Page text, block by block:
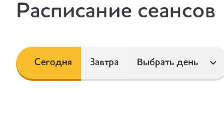
Расписание сеансов
Сегодня Завтра